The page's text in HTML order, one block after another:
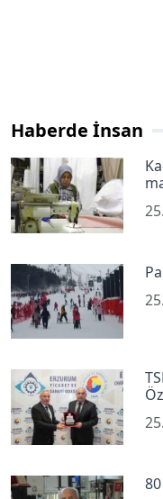
Haberde İnsan